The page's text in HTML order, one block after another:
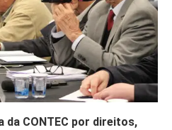
da CONTEC por direitos,